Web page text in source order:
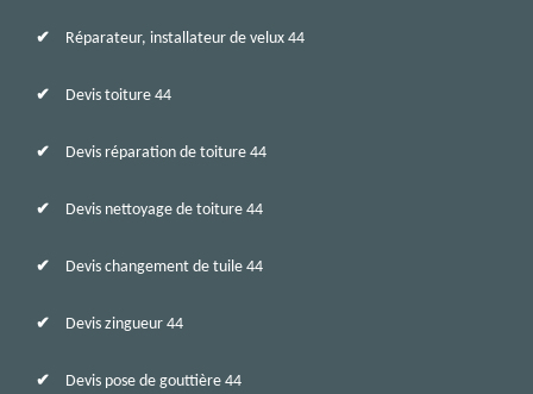
Réparateur, installateur de velux 44
Devis toiture 44
Devis réparation de toiture 44
Devis nettoyage de toiture 44
Devis changement de tuile 44
Devis zingueur 44
Devis pose de gouttière 44